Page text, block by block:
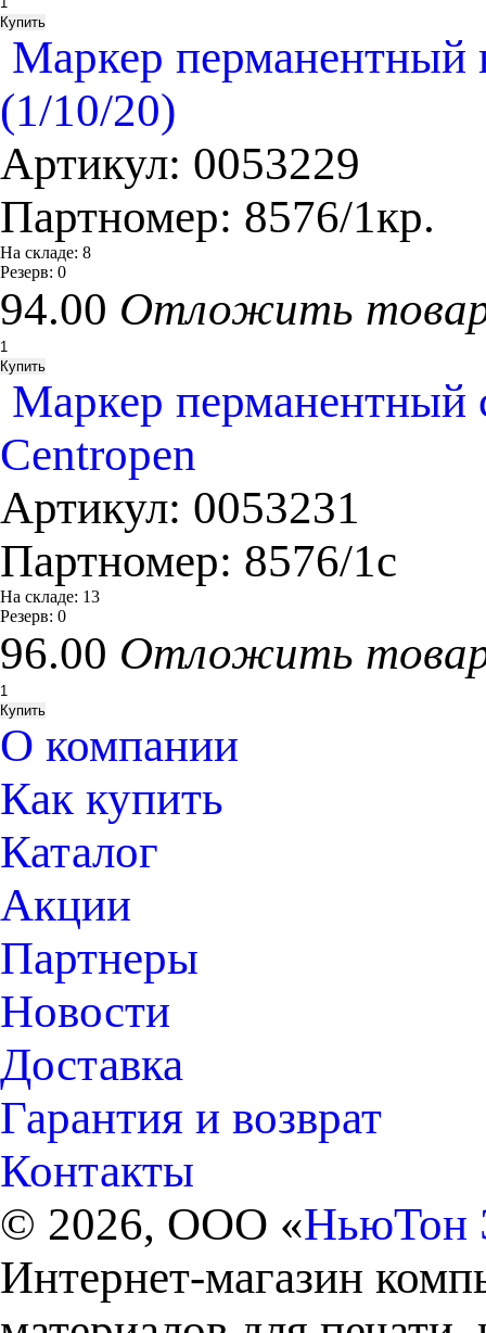
Маркер
(1/10/20)
Артикул: 0053229
Партномер: 8576/1кр.
На складе: 8
Резерв: 0
94.00 Отложить
Маркер
Centropen
Артикул: 0053231
Партномер: 8576/1с
На складе: 13
Резерв: 0
96.00 Отложить
О компании
Как купить
Каталог
Акции
Партнеры
Новости
Доставка
Гарантия и возврат
Контакты
© 2026, ООО «НьюТон
Интернет-магазин